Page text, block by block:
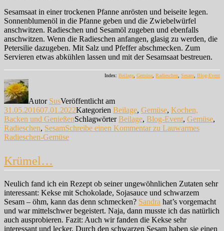
Sesamsaat in einer trockenen Pfanne anrösten und beiseite legen.
Sonnenblumenöl in die Pfanne geben und die Zwiebelwürfel
anschwitzen. Radieschen und Sesamöl zugeben und ebenfalls
anschwitzen. Wenn die Radieschen anfangen, glasig zu werden, die
Petersilie dazugeben. Mit Salz und Pfeffer abschmecken. Zum
Servieren etwas abkühlen lassen und mit der Sesamsaat bestreuen.
Index: Beilage Gemüse Radieschen Sesam Blog-Event
Autor SusVeröffentlicht am
31.05.201607.01.2022Kategorien Beilage, Gemüse, Kochen,
Backen und GenießenSchlagwörterBeilage, Blog-Event, Gemüse,
Radieschen, SesamSchreibe einen Kommentarzu Lauwarmes
Radieschen-Gemüse
Krümel…
Neulich fand ich ein Rezept ob seiner ungewöhnlichen Zutaten sehr
interessant: Kekse mit Schokolade, Sojasauce und schwarzem
Sesam – öhm, kann das denn schmecken? Sandra hat’s vorgemacht
und war mittelschwer begeistert. Naja, dann musste ich das natürlich
auch ausprobieren. Fazit: Auch wir fanden die Kekse sehr
interessant und lecker. Durch den schwarzen Sesam haben sie einen